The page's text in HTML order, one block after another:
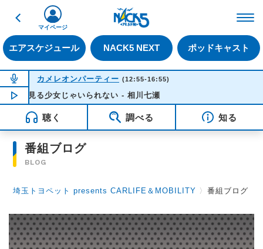
戻る
エアスケジュール NACK5 NEXT ポッドキャスト
マイページ
NOW ON AIR
カメレオンパーティー (12:55-16:55)
NOW PLAYING13:12
夢見る少女じゃいられない - 相川七瀬
聴く 調べる 知る
番組ブログ
BLOG
埼玉トヨペット presents CARLIFE＆MOBILITY 〉番組ブログ